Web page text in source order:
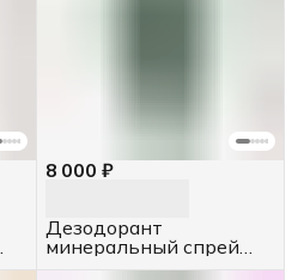
8 000 ₽
Дезодорант
минеральный спрей
"Зеленый чай", 4 шт,